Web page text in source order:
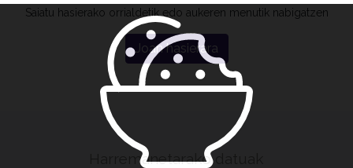
Saiatu hasierako orrialdetik edo aukeren menutik nabigatzen
Joan hasierara
Harremanetarako datuak